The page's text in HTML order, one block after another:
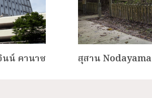
นน์ คานาซ
สุสาน Nodayama